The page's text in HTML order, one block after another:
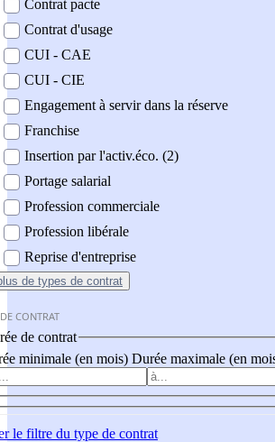
Contrat pacte
Contrat d'usage
CUI - CAE
CUI - CIE
Engagement à servir dans la réserve
Franchise
Insertion par l'activ.éco. (2)
Portage salarial
Profession commerciale
Profession libérale
Reprise d'entreprise
de types de contrat
CONTRAT
de contrat
minimale (en mois) Durée maximale (en
le filtre du type de contrat